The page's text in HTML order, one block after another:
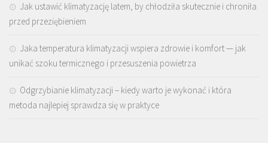
Jak ustawić klimatyzację latem, by chłodziła skutecznie i chroniła
przed przeziębieniem
Jaka temperatura klimatyzacji wspiera zdrowie i komfort — jak
unikać szoku termicznego i przesuszenia powietrza
Odgrzybianie klimatyzacji – kiedy warto je wykonać i która
metoda najlepiej sprawdza się w praktyce